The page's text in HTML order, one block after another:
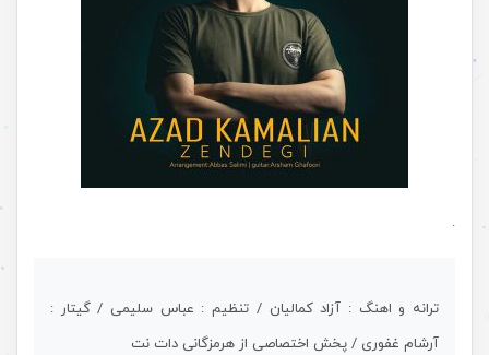
.
ترانه و اهنگ : آزاد کمالیان / تنظیم : عباس سلیمی / گیتار :
آرشام غفوری / پخش اختصاصی از هرمزگانی دات نت